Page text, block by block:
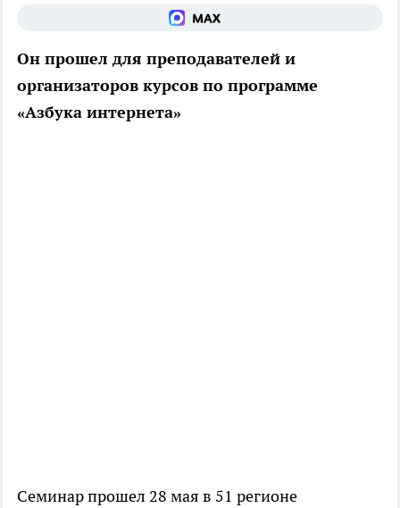
Он прошел для преподавателей и
организаторов курсов по программе
«Азбука интернета»
Семинар прошел 28 мая в 51 регионе